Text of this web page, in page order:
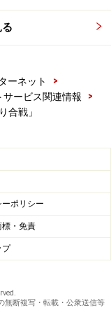
ーネット
>
サービス関連情報
>
合戦」
ポリシー
標・免責
プ
無断複写・転載・公衆送信等